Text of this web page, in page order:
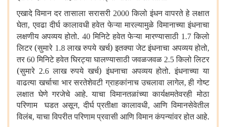
एखादे विमान दर तासाला सरासरी 2000 किलो इंधन वापरते हे लक्षात
घेता,एवढा दीर्घ कालावधी हवेत फेऱ्या मारल्यामुळे विमानाच्या इंधनाचा
लक्षणीय अपव्यय होतो. 40मिनिटे हवेत फेऱ्या मारण्यासाठी 1.7किलो
लिटर (सुमारे 1.8लाख रुपये खर्च) इतक्या जेट इंधनाचा अपव्यय होतो,
तर 60मिनिटे हवेत घिरट्या घालण्यासाठी जवळजवळ 2.5किलो लिटर
(सुमारे 2.6लाख रुपये खर्च) इंधनाचा अपव्यय होतो. इंधनाच्या या
वाढत्या खर्चाचा भार सरतेशेवटी ग्राहकांनाच उचलावा लागेल,ही गोष्ट
लक्षात घेणे गरजेचे आहे. याचा विमानतळांच्या कार्यक्षमतेवरही मोठा
परिणाम घडत असून,दीर्घ प्रतीक्षा कालावधी,आणि विमानसेवेतील
विलंब,याचा विपरीत परिणाम प्रवासी आणि विमान कंपन्यांवर होत आहे.